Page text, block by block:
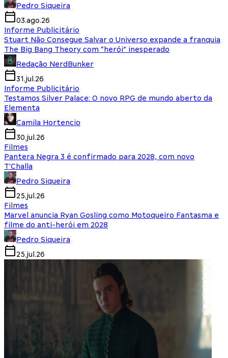
Pedro Siqueira
03.ago.26
Informe Publicitário
Stuart Não Consegue Salvar o Universo expande a franquia
The Big Bang Theory com “herói” inesperado
Redação NerdBunker
31.jul.26
Informe Publicitário
Testamos Silver Palace: O novo RPG de mundo aberto da
Elementa
Camila Hortencio
30.jul.26
Filmes
Pantera Negra 3 é confirmado para 2028, com novo
T'Challa
Pedro Siqueira
25.jul.26
Filmes
Marvel anuncia Ryan Gosling como Motoqueiro Fantasma e
filme do anti-herói em 2028
Pedro Siqueira
25.jul.26